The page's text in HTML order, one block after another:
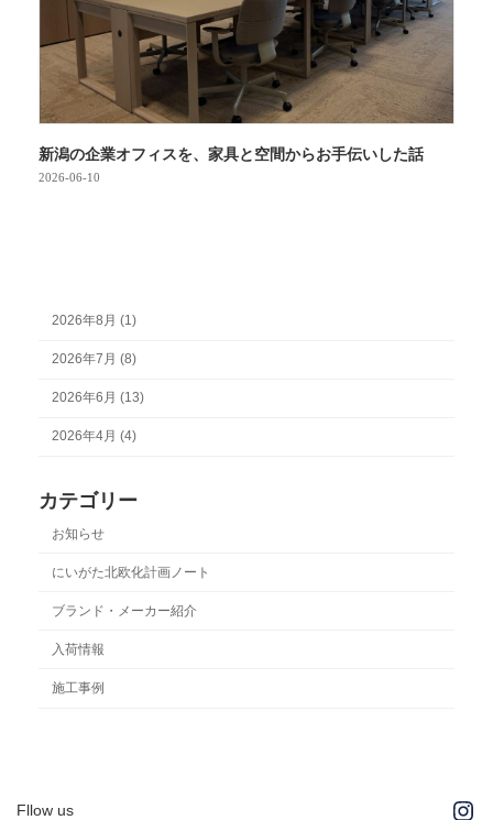
新潟の企業オフィスを、家具と空間からお手伝いした話
2026-06-10
2026年8月 (1)
2026年7月 (8)
2026年6月 (13)
2026年4月 (4)
カテゴリー
お知らせ
にいがた北欧化計画ノート
ブランド・メーカー紹介
入荷情報
施工事例
Fllow us